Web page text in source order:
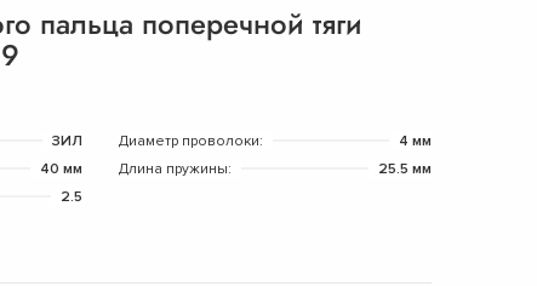
пальца поперечной тяги
ЗИЛ Диаметр проволоки:
4 мм
40 мм Длина пружины:
25.5 мм
2.5